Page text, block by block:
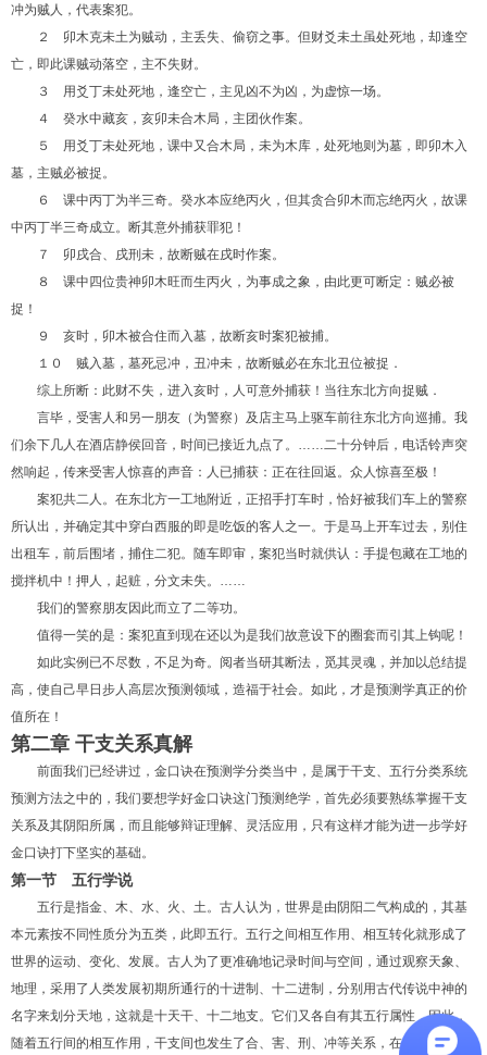
冲为贼人，代表案犯。
２ 卯木克未土为贼动，主丢失、偷窃之事。但财爻未土虽处死地，却逢空
亡，即此课贼动落空，主不失财。
３ 用爻丁未处死地，逢空亡，主见凶不为凶，为虚惊一场。
４ 癸水中藏亥，亥卯未合木局，主团伙作案。
５ 用爻丁未处死地，课中又合木局，未为木库，处死地则为墓，即卯木入
墓，主贼必被捉。
６ 课中丙丁为半三奇。癸水本应绝丙火，但其贪合卯木而忘绝丙火，故课
中丙丁半三奇成立。断其意外捕获罪犯！
７ 卯戌合、戌刑未，故断贼在戌时作案。
８ 课中四位贵神卯木旺而生丙火，为事成之象，由此更可断定：贼必被
捉！
９ 亥时，卯木被合住而入墓，故断亥时案犯被捕。
１０ 贼入墓，墓死忌冲，丑冲未，故断贼必在东北丑位被捉．
综上所断：此财不失，进入亥时，人可意外捕获！当往东北方向捉贼．
言毕，受害人和另一朋友（为警察）及店主马上驱车前往东北方向巡捕。我
们余下几人在酒店静侯回音，时间已接近九点了。……二十分钟后，电话铃声突
然响起，传来受害人惊喜的声音：人已捕获：正在往回返。众人惊喜至极！
案犯共二人。在东北方一工地附近，正招手打车时，恰好被我们车上的警察
所认出，并确定其中穿白西服的即是吃饭的客人之一。于是马上开车过去，别住
出租车，前后围堵，捕住二犯。随车即审，案犯当时就供认：手提包藏在工地的
搅拌机中！押人，起赃，分文未失。……
我们的警察朋友因此而立了二等功。
值得一笑的是：案犯直到现在还以为是我们故意设下的圈套而引其上钩呢！
如此实例已不尽数，不足为奇。阅者当研其断法，觅其灵魂，并加以总结提
高，使自己早日步人高层次预测领域，造福于社会。如此，才是预测学真正的价
值所在！
第二章 干支关系真解
前面我们已经讲过，金口诀在预测学分类当中，是属于干支、五行分类系统
预测方法之中的，我们要想学好金口诀这门预测绝学，首先必须要熟练掌握干支
关系及其阴阳所属，而且能够辩证理解、灵活应用，只有这样才能为进一步学好
金口诀打下坚实的基础。
第一节 五行学说
五行是指金、木、水、火、土。古人认为，世界是由阴阳二气构成的，其基
本元素按不同性质分为五类，此即五行。五行之间相互作用、相互转化就形成了
世界的运动、变化、发展。古人为了更准确地记录时间与空间，通过观察天象、
地理，采用了人类发展初期所通行的十进制、十二进制，分别用古代传说中神的
名字来划分天地，这就是十天干、十二地支。它们又各自有其五行属性，因此，
随着五行间的相互作用，干支间也发生了合、害、刑、冲等关系，在这种关系形